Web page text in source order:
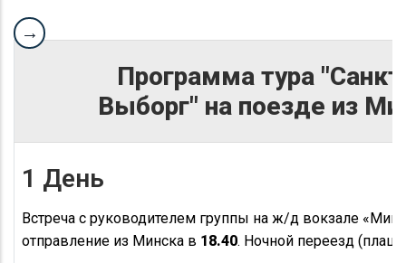
Программа тура
Выборг" на поезде из
1 День
Встреча с руководителем группы на ж/д вокзале
отправление из Минска в 18.40. Ночной переезд